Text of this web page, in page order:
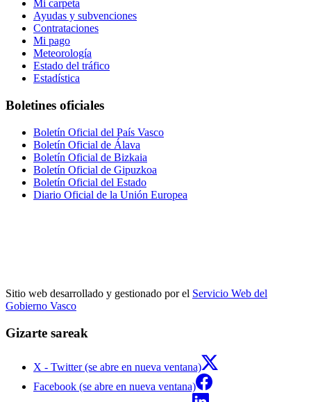
Mi carpeta
Ayudas y subvenciones
Contrataciones
Mi pago
Meteorología
Estado del tráfico
Estadística
Boletines oficiales
Boletín Oficial del País Vasco
Boletín Oficial de Álava
Boletín Oficial de Bizkaia
Boletín Oficial de Gipuzkoa
Boletín Oficial del Estado
Diario Oficial de la Unión Europea
Sitio web desarrollado y gestionado por el Servicio Web del
Gobierno Vasco
Gizarte sareak
X - Twitter (se abre en nueva ventana)
Facebook (se abre en nueva ventana)